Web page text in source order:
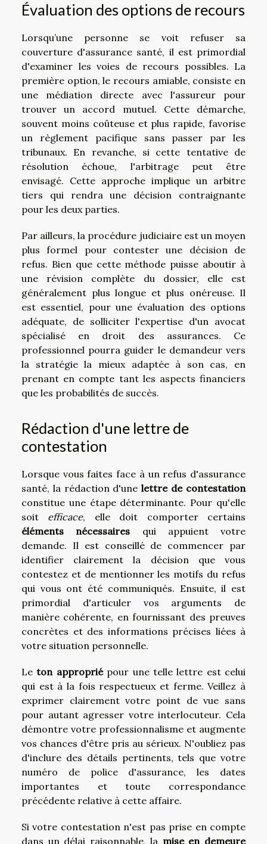
Évaluation des options de recours
Lorsqu’une personne se voit refuser sa
couverture d'assurance santé, il est primordial
d'examiner les voies de recours possibles. La
première option, le recours amiable, consiste en
une médiation directe avec l'assureur pour
trouver un accord mutuel. Cette démarche,
souvent moins coûteuse et plus rapide, favorise
un règlement pacifique sans passer par les
tribunaux. En revanche, si cette tentative de
résolution échoue, l'arbitrage peut être
envisagé. Cette approche implique un arbitre
tiers qui rendra une décision contraignante
pour les deux parties.
Par ailleurs, la procédure judiciaire est un moyen
plus formel pour contester une décision de
refus. Bien que cette méthode puisse aboutir à
une révision complète du dossier, elle est
généralement plus longue et plus onéreuse. Il
est essentiel, pour une évaluation des options
adéquate, de solliciter l'expertise d'un avocat
spécialisé en droit des assurances. Ce
professionnel pourra guider le demandeur vers
la stratégie la mieux adaptée à son cas, en
prenant en compte tant les aspects financiers
que les probabilités de succès.
Rédaction d'une lettre de
contestation
Lorsque vous faites face à un refus d'assurance
santé, la rédaction d'unelettre de contestation
constitue une étape déterminante. Pour qu'elle
soit efficace, elle doit comporter certains
éléments nécessaires qui appuient votre
demande. Il est conseillé de commencer par
identifier clairement la décision que vous
contestez et de mentionner les motifs du refus
qui vous ont été communiqués. Ensuite, il est
primordial d'articuler vos arguments de
manière cohérente, en fournissant des preuves
concrètes et des informations précises liées à
votre situation personnelle.
Leton appropriépour une telle lettre est celui
qui est à la fois respectueux et ferme. Veillez à
exprimer clairement votre point de vue sans
pour autant agresser votre interlocuteur. Cela
démontre votre professionnalisme et augmente
vos chances d'être pris au sérieux. N'oubliez pas
d'inclure des détails pertinents, tels que votre
numéro de police d'assurance, les dates
importantes et toute correspondance
précédente relative à cette affaire.
Si votre contestation n'est pas prise en compte
dans un délai raisonnable, la mise en demeure